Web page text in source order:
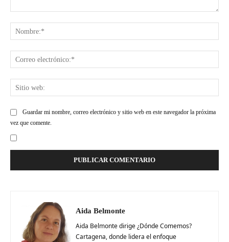
Guardar mi nombre, correo electrónico y sitio web en este navegador la próxima
vez que comente.
Aida Belmonte
Aida Belmonte dirige ¿Dónde Comemos?
Cartagena, donde lidera el enfoque